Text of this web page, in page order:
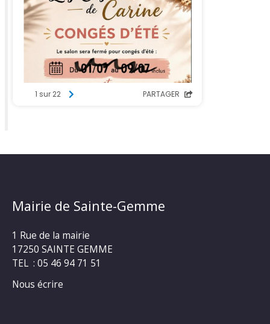
Mairie de Sainte-Gemme
1 Rue de la mairie
17250 SAINTE GEMME
TEL : 05 46 94 71 51
Nous écrire